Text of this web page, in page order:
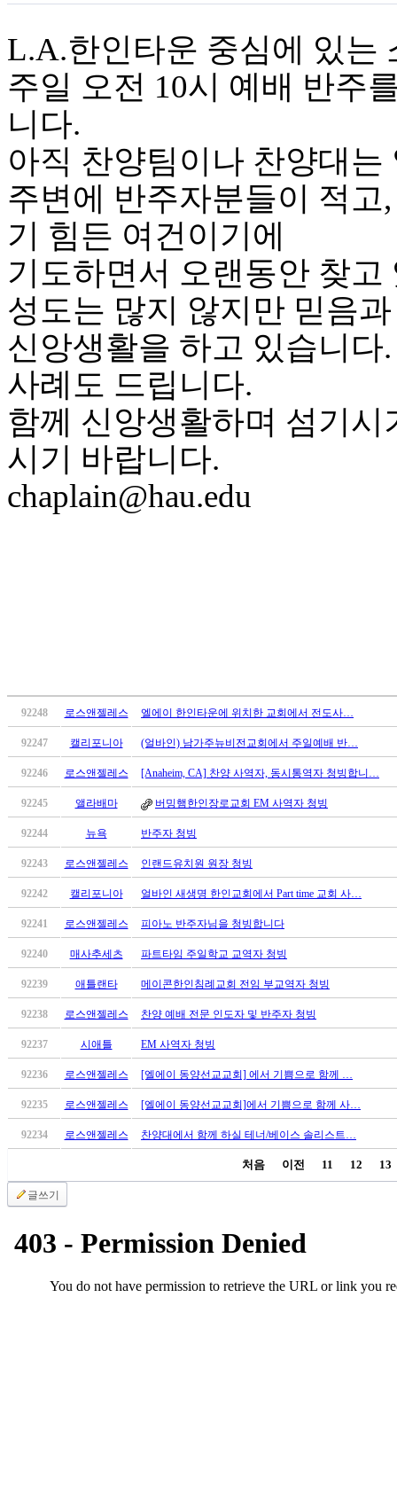
크
넷
주
체
출
장
마
러
브
약
국
주
소
야
우
즐
성
비
아
탑-
프
릴
료
절
코
아
뉴
신
규
제
이
남
알
후
L.A.한인타운 중심에 있는
주일 오전 10시 예배 반주
니다.
아직 찬양팀이나 찬양대는
주변에 반주자분들이 적
기 힘든 여건이기에
기도하면서 오랜동안 찾고
성도는 많지 않지만 믿음
신앙생활을 하고 있습니다.
사례도 드립니다.
함께 신앙생활하며 섬기
시기 바랍니다.
chaplain@hau.edu
92248 로스앤젤레스 엘에이 한인타운에 위치한 교회에서 전도사…
92247 캘리포니아 (얼바인) 남가주뉴비전교회에서 주일예배 반…
92246 로스앤젤레스 [Anaheim, CA] 찬양 사역자, 동시통역자 청빙합니…
92245 앨라배마 버밍햄한인장로교회 EM 사역자 청빙
92244 뉴욕 반주자 청빙
92243 로스앤젤레스 인랜드유치원 원장 청빙
92242 캘리포니아 얼바인 새생명 한인교회에서 Part time 교회 사…
92241 로스앤젤레스 피아노 반주자님을 청빙합니다
92240 매사추세츠 파트타임 주일학교 교역자 청빙
92239 애틀랜타 메이콘한인침례교회 전임 부교역자 청빙
92238 로스앤젤레스 찬양 예배 전문 인도자 및 반주자 청빙
92237 시애틀 EM 사역자 청빙
92236 로스앤젤레스 [엘에이 동양선교교회] 에서 기쁨으로 함께 …
92235 로스앤젤레스 [엘에이 동양선교교회]에서 기쁨으로 함께 사…
92234 로스앤젤레스 찬양대에서 함께 하실 테너/베이스 솔리스트…
처음 이전 11 12 13
글쓰기